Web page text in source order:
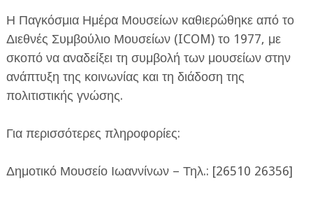
Η Παγκόσμια Ημέρα Μουσείων καθιερώθηκε από το
Διεθνές Συμβούλιο Μουσείων (ICOM) το 1977, με
σκοπό να αναδείξει τη συμβολή των μουσείων στην
ανάπτυξη της κοινωνίας και τη διάδοση της
πολιτιστικής γνώσης.
Για περισσότερες πληροφορίες:
Δημοτικό Μουσείο Ιωαννίνων – Τηλ.: [26510 26356]